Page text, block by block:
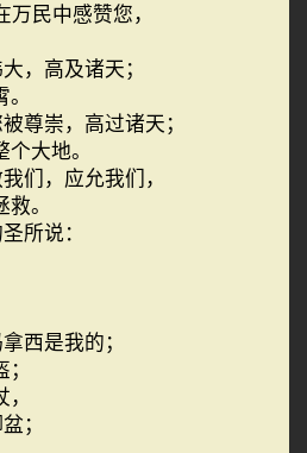
民中感赞您，
，高及诸天；
尊崇，高过诸天；
大地。
们，应允我们，
。
所说：
西是我的；
；